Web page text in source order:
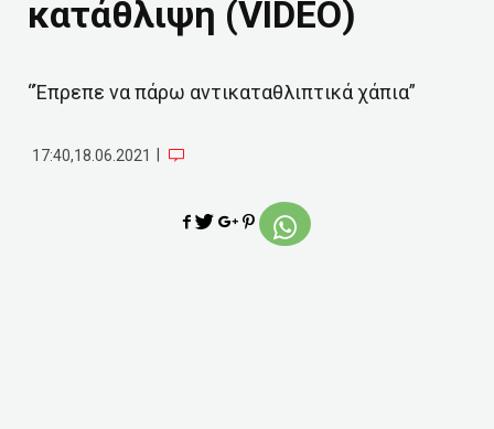
κατάθλιψη (VIDEO)
“Έπρεπε να πάρω αντικαταθλιπτικά χάπια”
17:40,18.06.2021